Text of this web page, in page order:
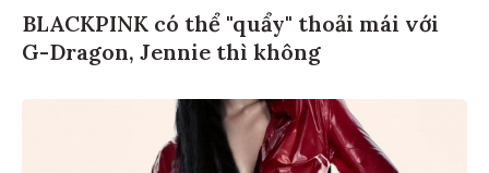
BLACKPINK có thể "quẩy" thoải mái với
G-Dragon, Jennie thì không